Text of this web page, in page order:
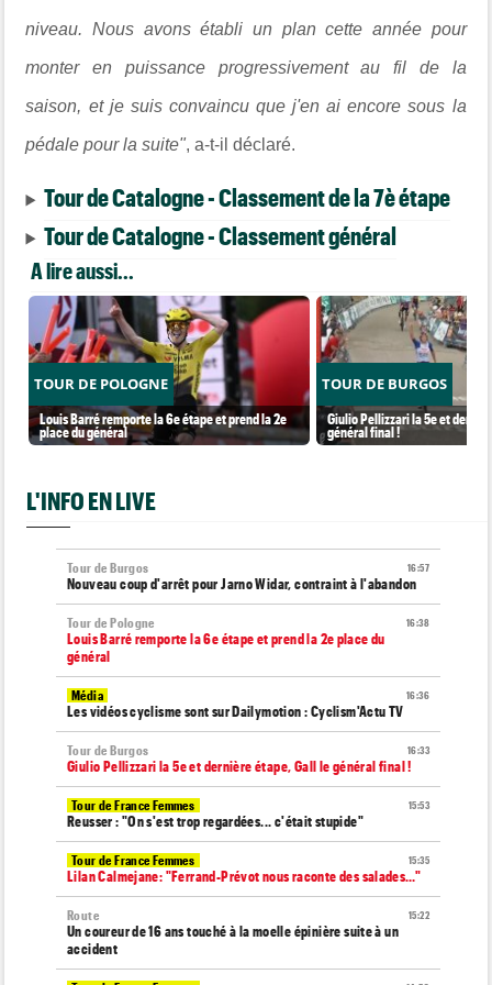
niveau. Nous avons établi un plan cette année pour
monter en puissance progressivement au fil de la
saison, et je suis convaincu que j'en ai encore sous la
pédale pour la suite", a-t-il déclaré.
Tour de Catalogne - Classement de la 7è étape
Tour de Catalogne - Classement général
A lire aussi...
TOUR DE POLOGNE
Louis Barré remporte la 6e étape et prend la 2e
place du général
TOUR DE BURGOS
Giulio Pellizzari la 5e et
général final !
L'INFO EN LIVE
16:57
Tour de Burgos
Nouveau coup d'arrêt pour Jarno Widar, contraint à l'abandon
16:38
Tour de Pologne
Louis Barré remporte la 6e étape et prend la 2e place du
général
16:36
Média
Les vidéos cyclisme sont sur Dailymotion : Cyclism'Actu TV
16:33
Tour de Burgos
Giulio Pellizzari la 5e et dernière étape, Gall le général final !
15:53
Tour de France Femmes
Reusser : "On s'est trop regardées... c'était stupide"
15:35
Tour de France Femmes
Lilan Calmejane: "Ferrand-Prévot nous raconte des salades…"
15:22
Route
Un coureur de 16 ans touché à la moelle épinière suite à un
accident